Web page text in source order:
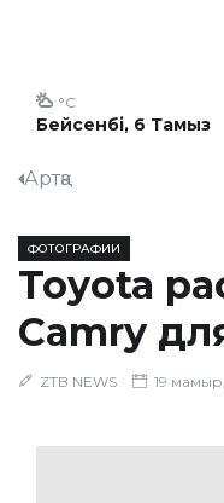
Бейсенбі, 6 Тамыз
°C
Артқа
ФОТОГРАФИИ
Toyota
Camry
ZTB NEWS 19